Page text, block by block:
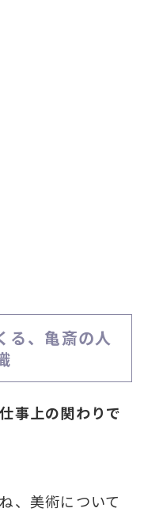
る、亀斎の人
事上の関わりで
、美術について